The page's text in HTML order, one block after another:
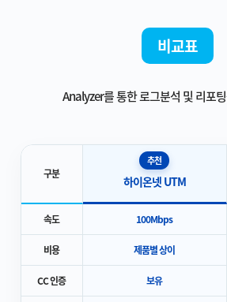
비교표
Analyzer를 통한 로그분석 및 리포
구분
추천
하이온넷 UTM
속도 100Mbps
비용 제품별 상이
CC 인증 보유